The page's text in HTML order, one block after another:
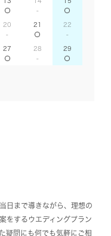
20 21 22
27 28 29
日まで導きながら、理想の
をするウエディングプラン
疑問にも何でも気軽にご相